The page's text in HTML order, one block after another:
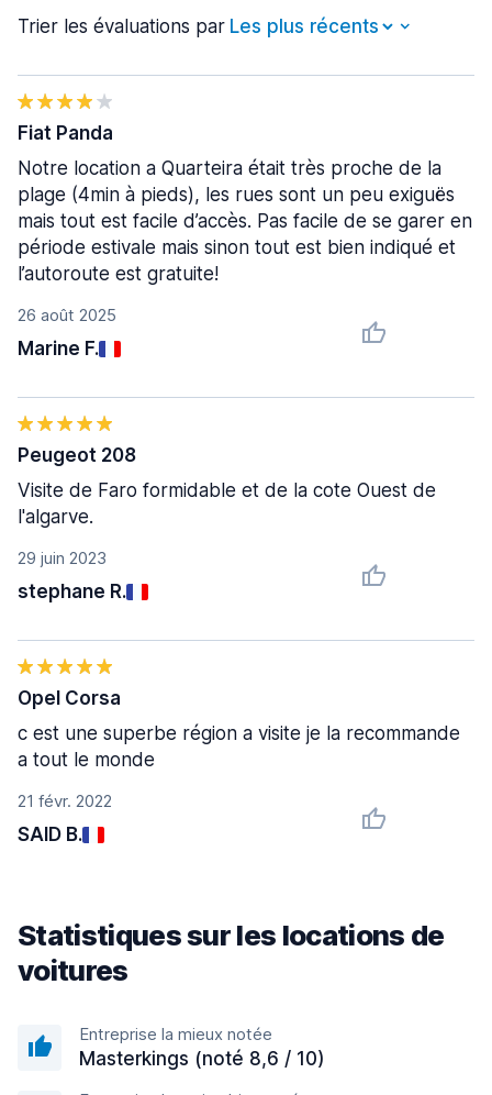
Trier les évaluations par
26 août 2025
Marine F.
Fiat Panda
Notre location a Quarteira était très proche de la
plage (4min à pieds), les rues sont un peu exiguës
mais tout est facile d’accès. Pas facile de se garer en
période estivale mais sinon tout est bien indiqué et
l’autoroute est gratuite!
29 juin 2023
stephane R.
Peugeot 208
Visite de Faro formidable et de la cote Ouest de
l'algarve.
21 févr. 2022
SAID B.
Opel Corsa
c est une superbe région a visite je la recommande
a tout le monde
Statistiques sur les locations de
voitures
Entreprise la mieux notée
Masterkings (noté 8,6 / 10)